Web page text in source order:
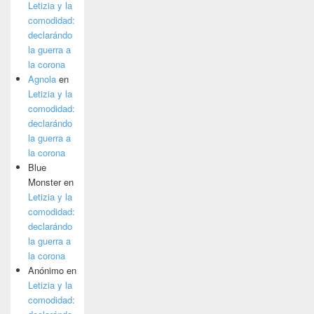
Letizia y la
comodidad:
declarándo
la guerra a
la corona
Agnola en
Letizia y la
comodidad:
declarándo
la guerra a
la corona
Blue
Monsteren
Letizia y la
comodidad:
declarándo
la guerra a
la corona
Anónimo en
Letizia y la
comodidad: